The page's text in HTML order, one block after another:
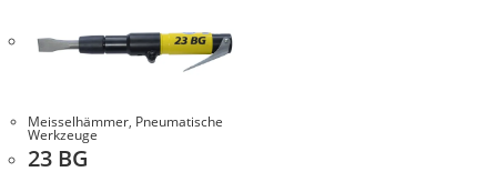
Meisselhämmer, Pneumatische
Werkzeuge
23 BG